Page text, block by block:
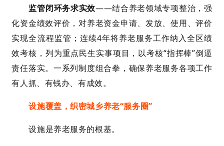
监管闭环务求实效——结合养老领域专项整治，强
化资金绩效评价，对养老资金申请、发放、使用、评价
实现全流程监管；连续4年将养老服务工作纳入全区绩
效考核，列为重点民生实事项目，以考核“指挥棒”倒逼
责任落实。一系列制度组合拳，确保养老服务各项工作
有人抓、有钱办、有成效。
设施覆盖，织密城乡养老“服务圈”
设施是养老服务的根基。